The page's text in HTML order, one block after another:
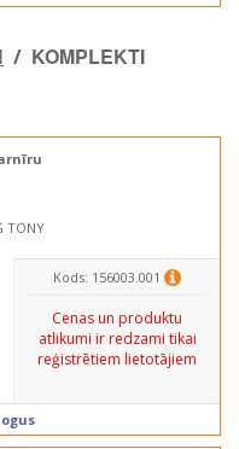
/ KOMPLEKTI
TONY
Kods: 156003.001
Cenas un produktu
atlikumi ir redzami tikai
reģistrētiem lietotājiem